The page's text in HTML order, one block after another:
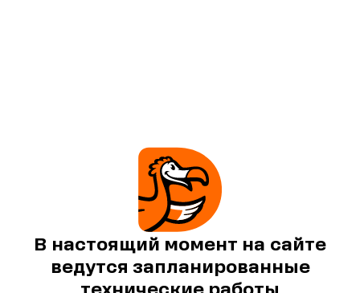
В настоящий момент на сайте
ведутся запланированные